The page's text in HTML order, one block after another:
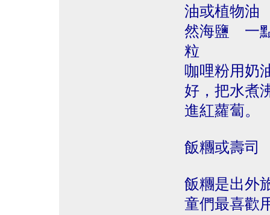
油或植物
然海鹽 一
粒
咖哩粉用奶
好，把水煮
進紅蘿蔔。
飯糰或壽司
飯糰是出外
童們最喜歡